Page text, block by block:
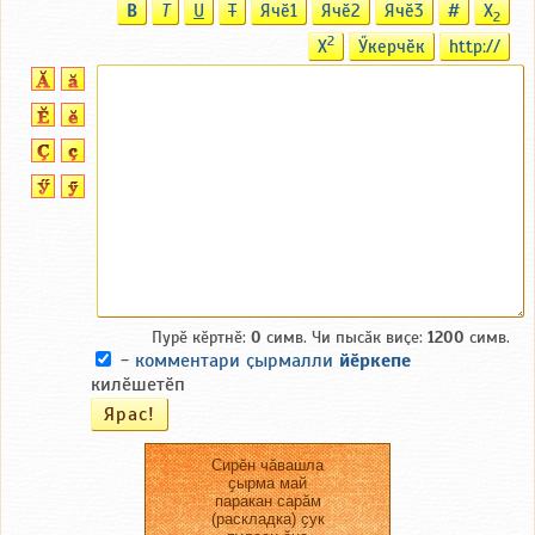
B T U T Ячӗ1 Ячӗ2 Ячӗ3 # X2
X2 Ӳкерчӗк http://
Пурӗ кӗртнӗ: 0 симв. Чи пысӑк виҫе: 1200 симв.
- комментари ҫырмалли йӗркепе
килӗшетӗп
Сирӗн чӑвашла
ҫырма май
паракан сарӑм
(раскладка) ҫук